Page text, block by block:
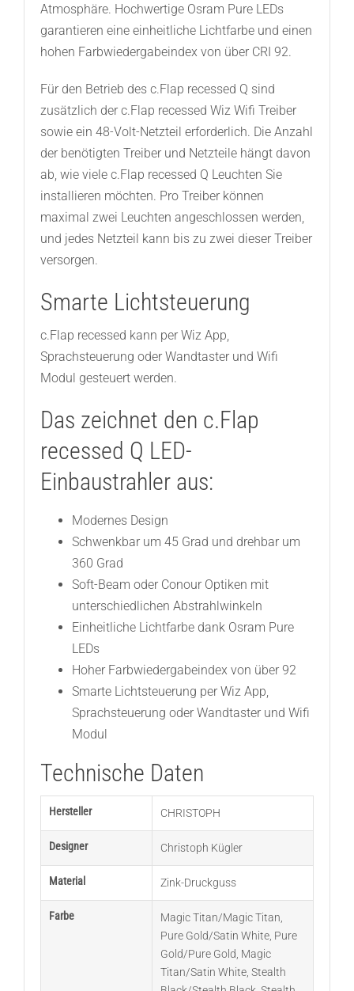
Atmosphäre. Hochwertige Osram Pure LEDs
garantieren eine einheitliche Lichtfarbe und einen
hohen Farbwiedergabeindex von über CRI 92.
Für den Betrieb des c.Flap recessed Q sind
zusätzlich der c.Flap recessed Wiz Wifi Treiber
sowie ein 48-Volt-Netzteil erforderlich. Die Anzahl
der benötigten Treiber und Netzteile hängt davon
ab, wie viele c.Flap recessed Q Leuchten Sie
installieren möchten. Pro Treiber können
maximal zwei Leuchten angeschlossen werden,
und jedes Netzteil kann bis zu zwei dieser Treiber
versorgen.
Smarte Lichtsteuerung
c.Flap recessed kann per Wiz App,
Sprachsteuerung oder Wandtaster und Wifi
Modul gesteuert werden.
Das zeichnet den c.Flap
recessed Q LED-
Einbaustrahler aus:
Modernes Design
Schwenkbar um 45 Grad und drehbar um
360 Grad
Soft-Beam oder Conour Optiken mit
unterschiedlichen Abstrahlwinkeln
Einheitliche Lichtfarbe dank Osram Pure
LEDs
Hoher Farbwiedergabeindex von über 92
Smarte Lichtsteuerung per Wiz App,
Sprachsteuerung oder Wandtaster und Wifi
Modul
Technische Daten
Hersteller CHRISTOPH
Designer Christoph Kügler
Material Zink-Druckguss
Farbe Magic Titan/Magic Titan
Pure Gold/Satin White, Pure
Gold/Pure Gold Magic
Titan/Satin White, Stealth